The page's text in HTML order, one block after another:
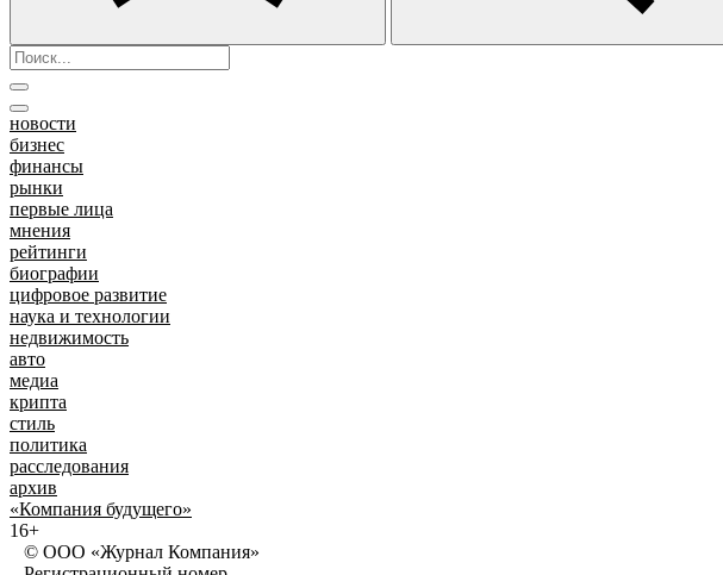
новости
бизнес
финансы
рынки
первые лица
мнения
рейтинги
биографии
цифровое развитие
наука и технологии
недвижимость
авто
медиа
крипта
стиль
политика
расследования
архив
«Компания будущего»
16+
© ООО «Журнал Компания»